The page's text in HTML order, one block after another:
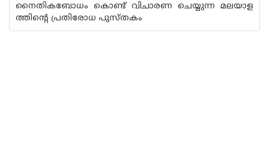
നൈതികബോധം കൊണ്ട് വിചാരണ ചെയ്യുന്ന മലയാള
ത്തിന്റെ പ്രതിരോധ പുസ്തകം